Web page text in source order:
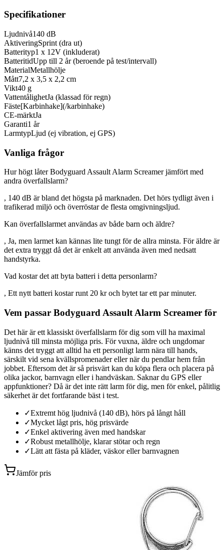
Specifikationer
Ljudnivå140 dB
AktiveringSprint (dra ut)
Batterityp1 x 12V (inkluderat)
BatteritidUpp till 2 år (beroende på test/intervall)
MaterialMetallhölje
Mått7,2 x 3,5 x 2,2 cm
Vikt40 g
VattentålighetJa (klassad för regn)
Fäste[Karbinhake](/karbinhake)
CE-märktJa
Garanti1 år
LarmtypLjud (ej vibration, ej GPS)
Vanliga frågor
Hur högt låter Bodyguard Assault Alarm Screamer jämfört med
andra överfallslarm?
, 140 dB är bland det högsta på marknaden. Det hörs tydligt även i
trafikerad miljö och överröstar de flesta omgivningsljud.
Kan överfallslarmet användas av både barn och äldre?
, Ja, men larmet kan kännas lite tungt för de allra minsta. För äldre är
det extra tryggt då det är enkelt att använda även med nedsatt
handstyrka.
Vad kostar det att byta batteri i detta personlarm?
, Ett nytt batteri kostar runt 20 kr och bytet tar ett par minuter.
Vem passar Bodyguard Assault Alarm Screamer för
Det här är ett klassiskt överfallslarm för dig som vill ha maximal
ljudnivå till minsta möjliga pris. För vuxna, äldre och ungdomar
känns det tryggt att alltid ha ett personligt larm nära till hands,
särskilt vid sena kvällspromenader eller när du pendlar hem från
jobbet. Eftersom det är så prisvärt kan du köpa flera och placera på
olika jackor, barnvagn eller i handväskan. Saknar du GPS eller
appfunktioner? Då är det inte rätt larm för dig, men för enkel, pålitlig
säkerhet är det fortfarande bäst i test.
✓Extremt hög ljudnivå (140 dB), hörs på långt håll
✓Mycket lågt pris, hög prisvärde
✓Enkel aktivering även med handskar
✓Robust metallhölje, klarar stötar och regn
✓Lätt att fästa på kläder, väskor eller barnvagnen
Jämför pris